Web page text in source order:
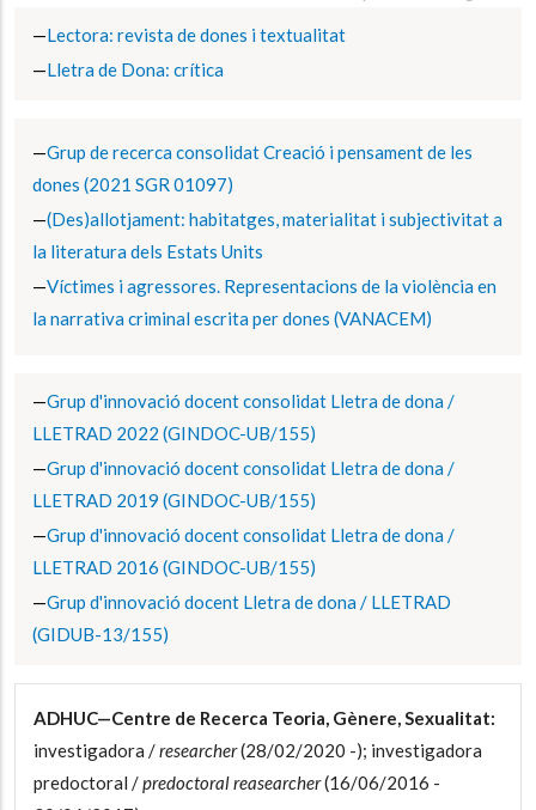
Lectora: revista de dones i textualitat
Lletra de Dona: crítica
Grup de recerca consolidat Creació i pensament de les
dones (2021 SGR 01097)
(Des)allotjament: habitatges, materialitat i subjectivitat a
la literatura dels Estats Units
Víctimes i agressores. Representacions de la violència en
la narrativa criminal escrita per dones (VANACEM)
Grup d'innovació docent consolidat Lletra de dona /
LLETRAD 2022 (GINDOC-UB/155)
Grup d'innovació docent consolidat Lletra de dona /
LLETRAD 2019 (GINDOC-UB/155)
Grup d'innovació docent consolidat Lletra de dona /
LLETRAD 2016 (GINDOC-UB/155)
Grup d'innovació docent Lletra de dona / LLETRAD
(GIDUB-13/155)
ADHUC—Centre de Recerca Teoria, Gènere, Sexualitat:
investigadora /researcher(28/02/2020 -); investigadora
predoctoral /predoctoral reasearcher(16/06/2016 -